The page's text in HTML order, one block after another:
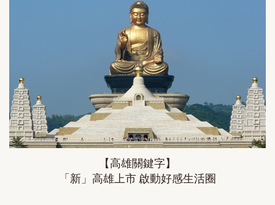
【高雄關鍵字】
「新」高雄上市 啟動好感生活圈